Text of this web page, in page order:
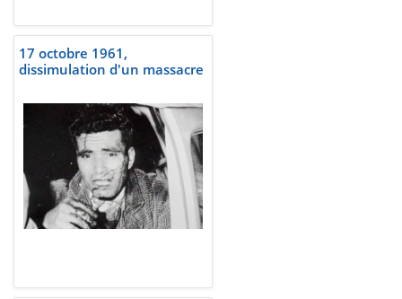
17 octobre 1961,
dissimulation d'un massacre